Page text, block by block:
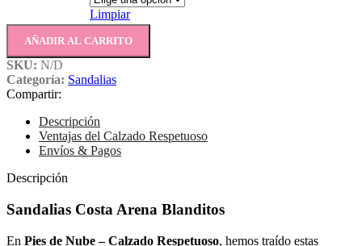
Limpiar
AÑADIR AL CARRITO
SKU: N/D
Categoría: Sandalias
Compartir:
Descripción
Ventajas del Calzado Respetuoso
Envíos & Pagos
Descripción
Sandalias Costa Arena Blanditos
En Pies de Nube – Calzado Respetuoso, hemos traído estas